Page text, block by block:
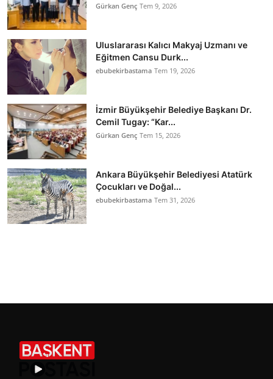
Gürkan Genç Tem 9, 2026
Uluslararası Kalıcı Makyaj Uzmanı ve
Eğitmen Cansu Durk...
ebubekirbastama Tem 19, 2026
İzmir Büyükşehir Belediye Başkanı Dr.
Cemil Tugay: “Kar...
Gürkan Genç Tem 15, 2026
Ankara Büyükşehir Belediyesi Atatürk
Çocukları ve Doğal...
ebubekirbastama Tem 31, 2026